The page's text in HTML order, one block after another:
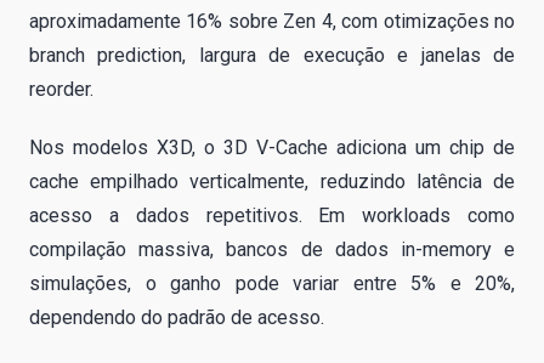
aproximadamente 16% sobre Zen 4, com otimizações no
branch prediction, largura de execução e janelas de
reorder.
Nos modelos X3D, o 3D V-Cache adiciona um chip de
cache empilhado verticalmente, reduzindo latência de
acesso a dados repetitivos. Em workloads como
compilação massiva, bancos de dados in-memory e
simulações, o ganho pode variar entre 5% e 20%,
dependendo do padrão de acesso.